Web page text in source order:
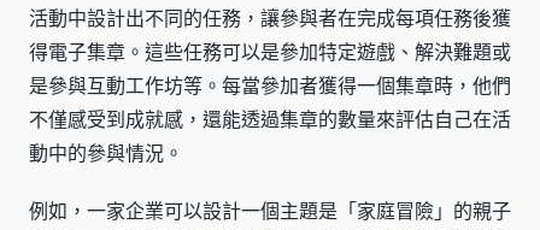
活動中設計出不同的任務，讓參與者在完成每項任務後獲
得電子集章。這些任務可以是參加特定遊戲、解決難題或
是參與互動工作坊等。每當參加者獲得一個集章時，他們
不僅感受到成就感，還能透過集章的數量來評估自己在活
動中的參與情況。
例如，一家企業可以設計一個主題是「家庭冒險」的親子